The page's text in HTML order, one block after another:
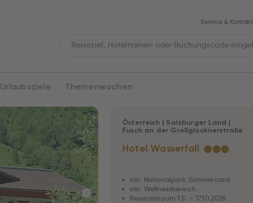
Service & Kontakt
Urlaubsziele Themenwochen
Hotel Wasserfall ★★★
Österreich | Salzburger Land |
Fusch an der Großglocknerstraße
inkl. Nationalpark Sommercard
inkl. Wellnessbereich
Reisezeitraum 1.5. – 17.10.2026